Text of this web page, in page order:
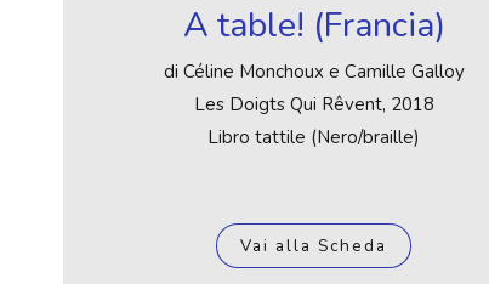
A table! (Francia)
di Céline Monchoux e Camille Galloy
Les Doigts Qui Rêvent, 2018
Libro tattile (Nero/braille)
Vai alla Scheda